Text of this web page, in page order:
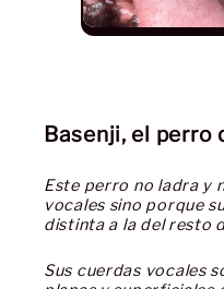
Basenji, el perro
Este perro no ladra y
vocales sino porque
distinta a la del resto
Sus cuerdas vocales